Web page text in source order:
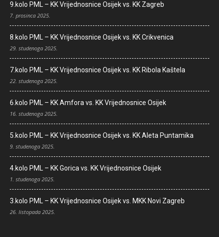
9.kolo PML – KK Vrijednosnice Osijek vs. KK Zagreb
7. prosinca 2025.
8.kolo PML – KK Vrijednosnice Osijek vs. KK Crikvenica
29. studenoga 2025.
7.kolo PML – KK Vrijednosnice Osijek vs. KK Ribola Kaštela
22. studenoga 2025.
6.kolo PML – KK Amfora vs. KK Vrijednosnice Osijek
16. studenoga 2025.
5.kolo PML – KK Vrijednosnice Osijek vs. KK Aleta Puntamika
9. studenoga 2025.
4.kolo PML – KK Gorica vs. KK Vrijednosnice Osijek
1. studenoga 2025.
3.kolo PML – KK Vrijednosnice Osijek vs. MKK Novi Zagreb
26. listopada 2025.